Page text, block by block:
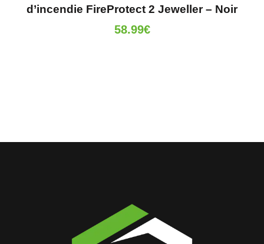
d’incendie FireProtect 2 Jeweller – Noir
58.99€